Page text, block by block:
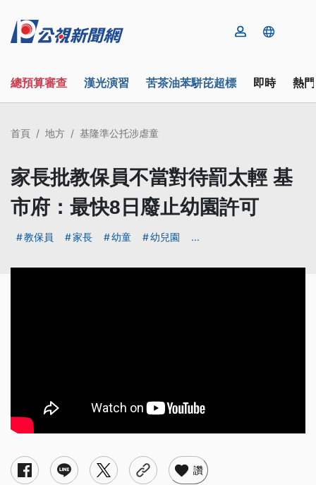
總預算審查 漢光演習 苦茶油苯駢芘超標 即時 熱
首頁 地方 基隆準公托涉虐童
家長批教保員不當對待罰太輕 基
市府：最快8日廢止幼園許可
教保員 家長 幼童 幼兒園 ...
讚